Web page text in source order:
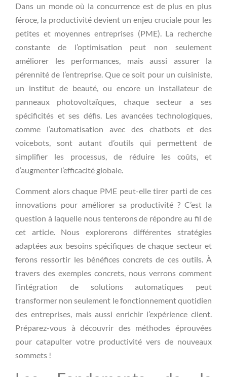
Dans un monde où la concurrence est de plus en plus
féroce, la productivité devient un enjeu cruciale pour les
petites et moyennes entreprises (PME). La recherche
constante de l’optimisation peut non seulement
améliorer les performances, mais aussi assurer la
pérennité de l’entreprise. Que ce soit pour un cuisiniste,
un institut de beauté, ou encore un installateur de
panneaux photovoltaïques, chaque secteur a ses
spécificités et ses défis. Les avancées technologiques,
comme l’automatisation avec des chatbots et des
voicebots, sont autant d’outils qui permettent de
simplifier les processus, de réduire les coûts, et
d’augmenter l’efficacité globale.
Comment alors chaque PME peut-elle tirer parti de ces
innovations pour améliorer sa productivité ? C’est la
question à laquelle nous tenterons de répondre au fil de
cet article. Nous explorerons différentes stratégies
adaptées aux besoins spécifiques de chaque secteur et
ferons ressortir les bénéfices concrets de ces outils. À
travers des exemples concrets, nous verrons comment
l’intégration de solutions automatiques peut
transformer non seulement le fonctionnement quotidien
des entreprises, mais aussi enrichir l’expérience client.
Préparez-vous à découvrir des méthodes éprouvées
pour catapulter votre productivité vers de nouveaux
sommets !